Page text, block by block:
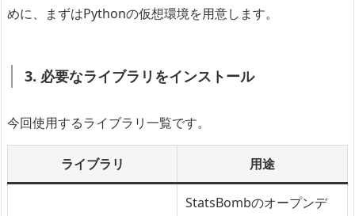
めに、まずはPythonの仮想環境を用意します。
3. 必要なライブラリをインストール
今回使用するライブラリ一覧です。
ライブラリ 用途
StatsBombのオープンデ